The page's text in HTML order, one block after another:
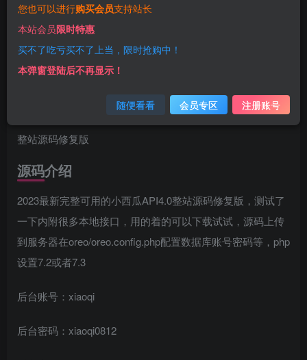
立即购买
一经购买概不退款
今天小薛给大家带来一款2023最新完整可用的小西瓜API4.0
整站源码修复版
源码介绍
2023最新完整可用的小西瓜API4.0整站源码修复版，测试了
一下内附很多本地接口，用的着的可以下载试试，源码上传
到服务器在oreo/oreo.config.php配置数据库账号密码等，php
设置7.2或者7.3
后台账号：xiaoqi
后台密码：xiaoqi0812
您也可以进行购买会员支持站长
本站会员限时特惠
买不了吃亏买不了上当，限时抢购中！
本弹窗登陆后不再显示！
随便看看 会员专区 注册账号